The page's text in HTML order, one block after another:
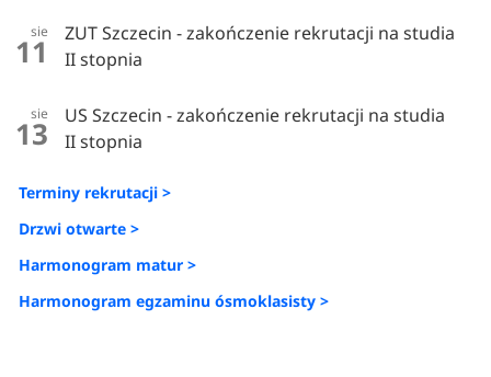
sie
11
ZUT Szczecin - zakończenie rekrutacji na studia
II stopnia
sie
13
US Szczecin - zakończenie rekrutacji na studia
II stopnia
Terminy rekrutacji >
Drzwi otwarte >
Harmonogram matur >
Harmonogram egzaminu ósmoklasisty >